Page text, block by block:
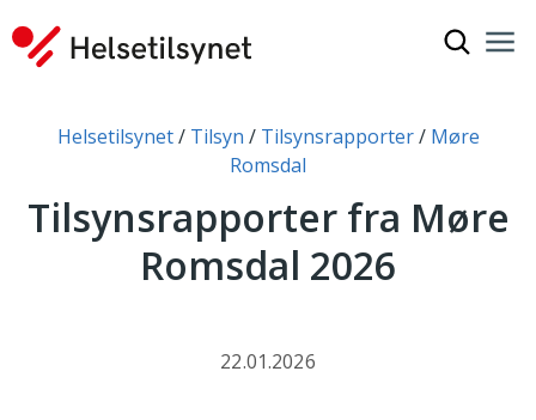
Du er her:
Helsetilsynet Tilsyn Tilsynsrapporter
Møre
Romsdal
Tilsynsrapporter fra Møre
Romsdal 2026
22.01.2026